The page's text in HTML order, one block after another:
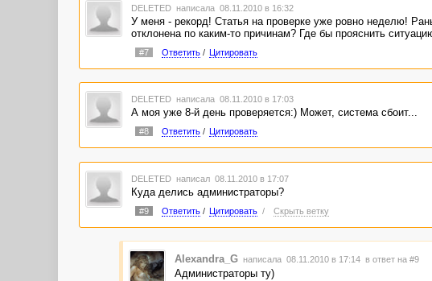
DELETED написала 08.11.2010 в 16:32
У меня - рекорд! Статья на проверке уже ровно неделю!
отклонена по каким-то причинам? Где бы прояснить
#7 Ответить/ Цитировать
DELETED написала 08.11.2010 в 17:03
А моя уже 8-й день проверяется:) Может, система сбоит...
#8 Ответить/ Цитировать
DELETED написал 08.11.2010 в 17:07
Куда делись администраторы?
#9 Ответить/ Цитировать / Скрыть ветку
Alexandra_G написала 08.11.2010 в 17:14 в ответ на #9
Администраторы ту)